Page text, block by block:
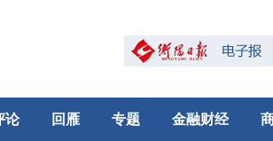
论 回雁 专题 金融财经